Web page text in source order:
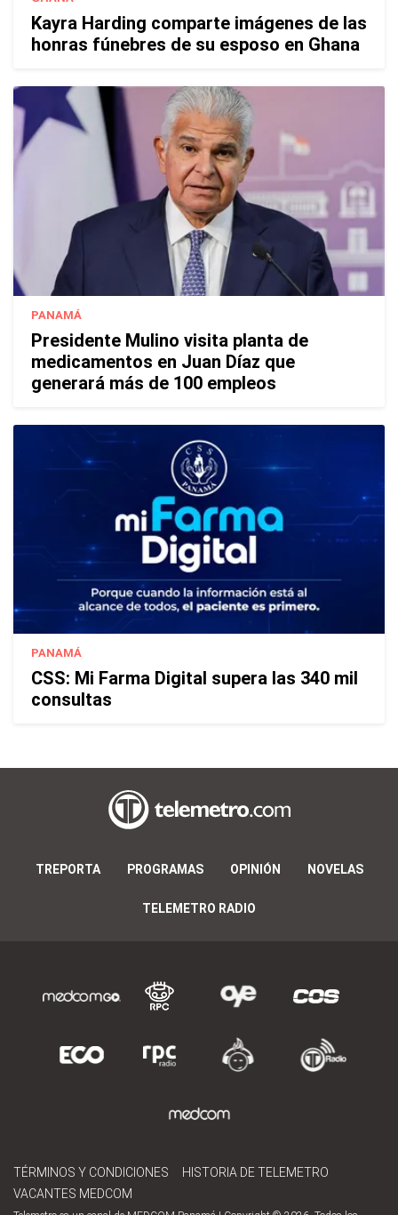
Kayra Harding comparte imágenes de las
honras fúnebres de su esposo en Ghana
PANAMÁ
Presidente Mulino visita planta de
medicamentos en Juan Díaz que
generará más de 100 empleos
PANAMÁ
CSS: Mi Farma Digital supera las 340 mil
consultas
TREPORTA PROGRAMAS OPINIÓN NOVELAS
TELEMETRO RADIO
TÉRMINOS Y CONDICIONES
HISTORIA DE TELEMETRO
VACANTES MEDCOM